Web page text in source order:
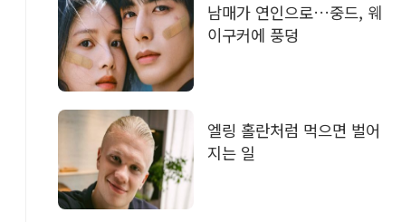
남매가 연인으로…중드, 웨
이구커에 풍덩
엘링 홀란처럼 먹으면 벌어
지는 일